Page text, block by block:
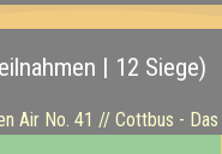
| 12 Siege)
Air No. 41 // Cottbus -